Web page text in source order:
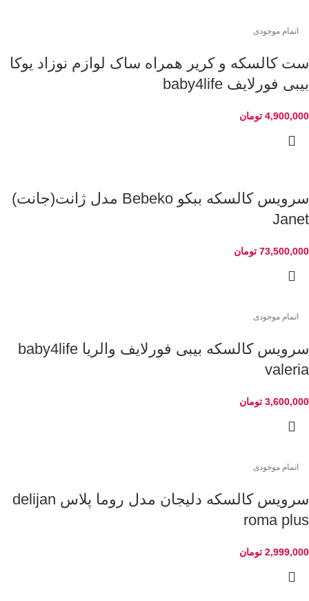
اتمام موجودی
ست کالسکه و کریر همراه ساک لوازم نوزاد یوکا
بیبی فورلایف baby4life
4,900,000 تومان
سرویس کالسکه ببکو Bebeko مدل ژانت(جانت)
Janet
73,500,000 تومان
اتمام موجودی
سرویس کالسکه بیبی فورلایف والریا baby4life
valeria
3,600,000 تومان
اتمام موجودی
سرویس کالسکه دلیجان مدل روما پلاس delijan
roma plus
2,999,000 تومان